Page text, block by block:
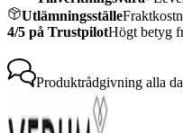
Utlämningsställe
4/5 på TrustpilotHögt betyg
Produktrådgivning alla